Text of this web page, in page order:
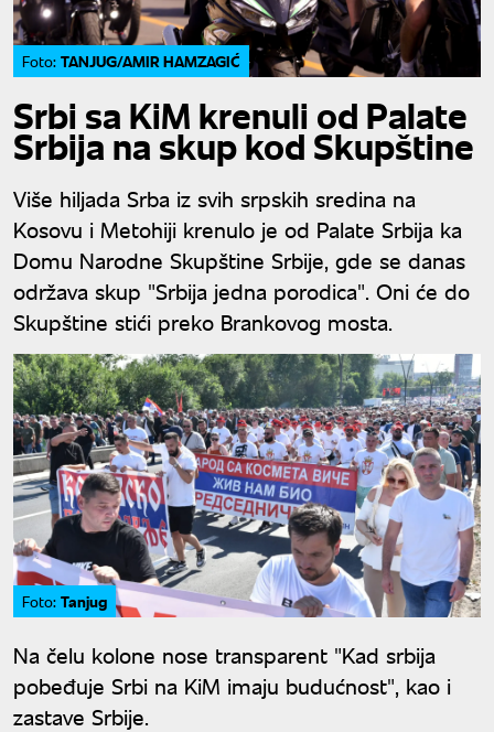
Foto: TANJUG/AMIR HAMZAGIĆ
Srbi sa KiM krenuli od Palate
Srbija na skup kod Skupštine
Više hiljada Srba iz svih srpskih sredina na
Kosovu i Metohiji krenulo je od Palate Srbija ka
Domu Narodne Skupštine Srbije, gde se danas
održava skup "Srbija jedna porodica". Oni će do
Skupštine stići preko Brankovog mosta.
Foto: Tanjug
Na čelu kolone nose transparent "Kad srbija
pobeđuje Srbi na KiM imaju budućnost", kao i
zastave Srbije.